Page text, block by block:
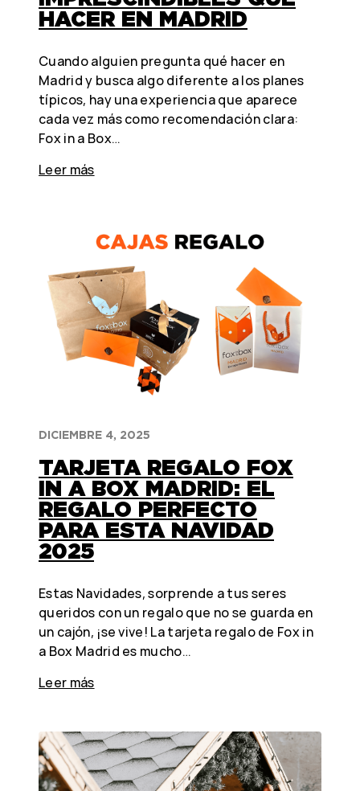
HACER EN MADRID
Cuando alguien pregunta qué hacer en
Madrid y busca algo diferente a los planes
típicos, hay una experiencia que aparece
cada vez más como recomendación clara:
Fox in a Box…
Leer más
DICIEMBRE 4, 2025
TARJETA REGALO FOX
IN A BOX MADRID: EL
REGALO PERFECTO
PARA ESTA NAVIDAD
2025
Estas Navidades, sorprende a tus seres
queridos con un regalo que no se guarda en
un cajón, ¡se vive! La tarjeta regalo de Fox in
a Box Madrid es mucho…
Leer más